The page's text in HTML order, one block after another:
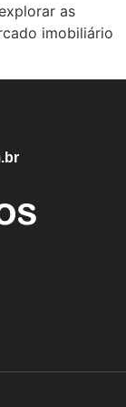
as
imobiliário